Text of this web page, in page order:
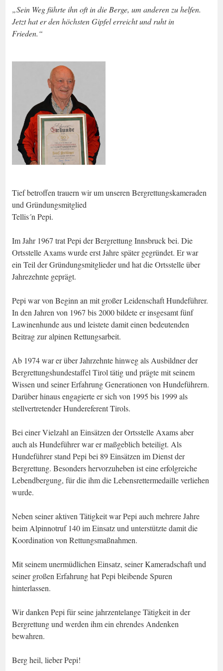
„Sein Weg führte ihn oft in die Berge, um anderen zu helfen.
Jetzt hat er den höchsten Gipfel erreicht und ruht in
Frieden.“
Tief betroffen trauern wir um unseren Bergrettungskameraden
und Gründungsmitglied
Tellis´n Pepi.
Im Jahr 1967 trat Pepi der Bergrettung Innsbruck bei. Die
Ortsstelle Axams wurde erst Jahre später gegründet. Er war
ein Teil der Gründungsmitglieder und hat die Ortsstelle über
Jahrezehnte geprägt.
Pepi war von Beginn an mit großer Leidenschaft Hundeführer.
In den Jahren von 1967 bis 2000 bildete er insgesamt fünf
Lawinenhunde aus und leistete damit einen bedeutenden
Beitrag zur alpinen Rettungsarbeit.
Ab 1974 war er über Jahrzehnte hinweg als Ausbildner der
Bergrettungshundestaffel Tirol tätig und prägte mit seinem
Wissen und seiner Erfahrung Generationen von Hundeführern.
Darüber hinaus engagierte er sich von 1995 bis 1999 als
stellvertretender Hundereferent Tirols.
Bei einer Vielzahl an Einsätzen der Ortsstelle Axams aber
auch als Hundeführer war er maßgeblich beteiligt. Als
Hundeführer stand Pepi bei 89 Einsätzen im Dienst der
Bergrettung. Besonders hervorzuheben ist eine erfolgreiche
Lebendbergung, für die ihm die Lebensrettermedaille verliehen
wurde.
Neben seiner aktiven Tätigkeit war Pepi auch mehrere Jahre
beim Alpinnotruf 140 im Einsatz und unterstützte damit die
Koordination von Rettungsmaßnahmen.
Mit seinem unermüdlichen Einsatz, seiner Kameradschaft und
seiner großen Erfahrung hat Pepi bleibende Spuren
hinterlassen.
Wir danken Pepi für seine jahrzentelange Tätigkeit in der
Bergrettung und werden ihm ein ehrendes Andenken
bewahren.
Berg heil, lieber Pepi!